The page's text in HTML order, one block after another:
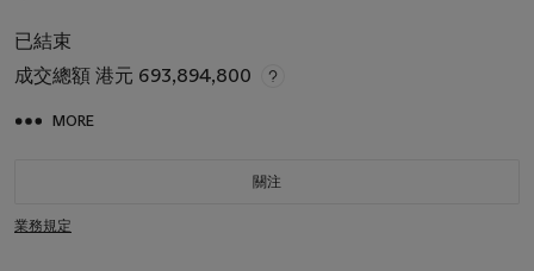
已結束
成交總額 港元 693,894,800
MORE
關注
業務規定